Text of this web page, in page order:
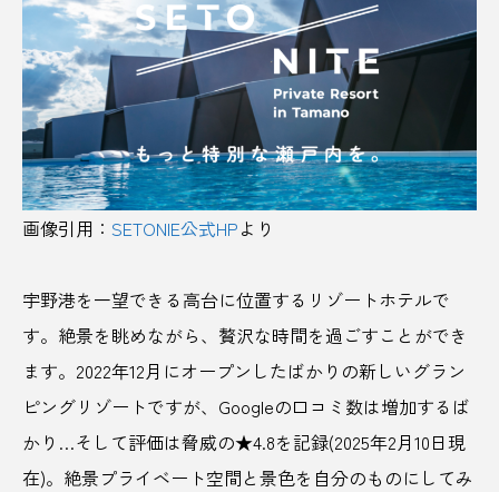
北海道日本ハムファイターズ 北軽井沢
北郷町 千葉 千葉県 千葉県香取市
南三陸町 博物館 卵 厚木
厚木健康センター 参道 古民家 古町
和歌山県 商社 善逸 喜助の湯
喫茶 喫茶店 四季 四日市市
団子 図書館 国営ひたちなか海浜公園
土用の丑の日 地元で人気 地域
画像引用： SETONIE公式HPより
宇野港を一望できる高台に位置するリゾートホテルで
す。絶景を眺めながら、贅沢な時間を過ごすことができ
ます。2022年12月にオープンしたばかりの新しいグラン
ピングリゾートですが、Googleの口コミ数は増加するば
かり…そして評価は脅威の★4.8を記録(2025年2月10日現
在)。絶景プライベート空間と景色を自分のものにしてみ